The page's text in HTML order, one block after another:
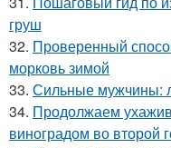
груш
32. Проверенный
морковь зимой
33. Сильные мужчины:
34. Продолжаем
виноградом во второй